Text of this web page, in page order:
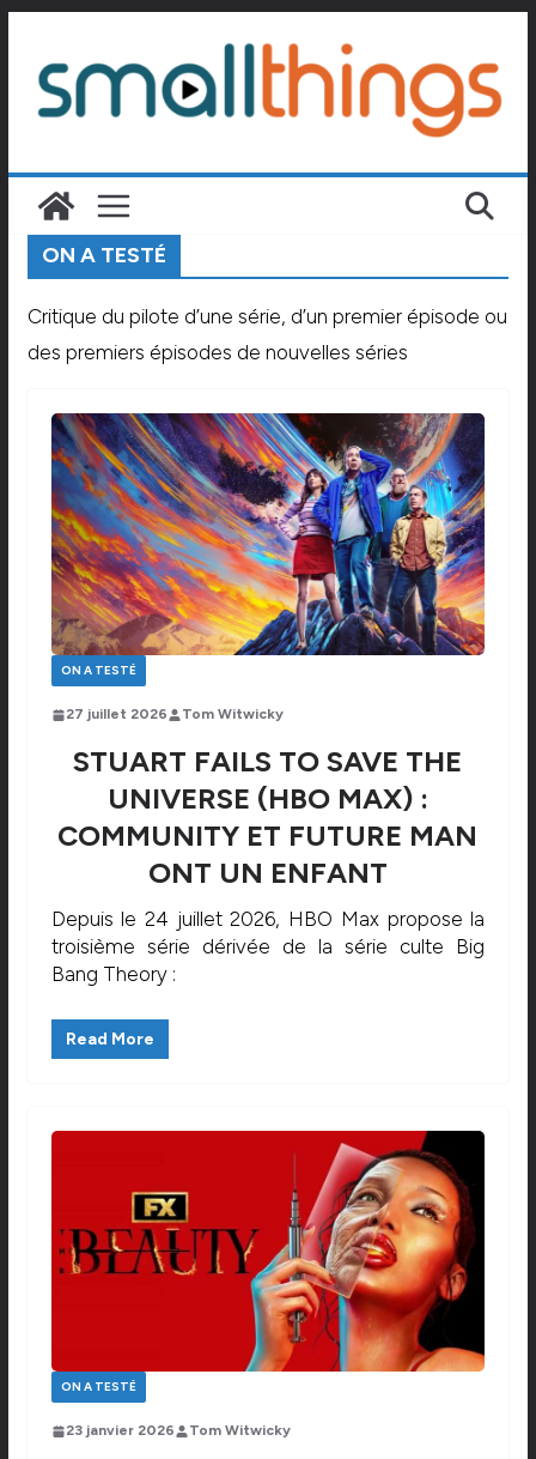
contenu
ON A TESTÉ
Critique du pilote d’une série, d’un premier épisode ou
des premiers épisodes de nouvelles séries
ON A TESTÉ
27 juillet 2026 Tom Witwicky
STUART FAILS TO SAVE THE
UNIVERSE (HBO MAX) :
COMMUNITY ET FUTURE MAN
ONT UN ENFANT
Depuis le 24 juillet 2026, HBO Max propose la
troisième série dérivée de la série culte Big
Bang Theory :
Read More
ON A TESTÉ
23 janvier 2026 Tom Witwicky